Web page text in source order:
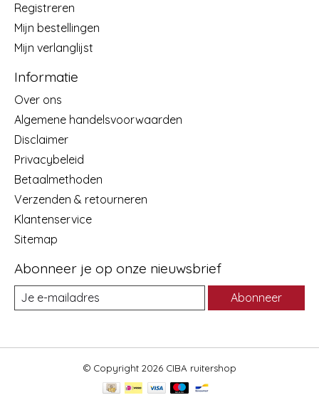
Registreren
Mijn bestellingen
Mijn verlanglijst
Informatie
Over ons
Algemene handelsvoorwaarden
Disclaimer
Privacybeleid
Betaalmethoden
Verzenden & retourneren
Klantenservice
Sitemap
Abonneer je op onze nieuwsbrief
Abonneer
© Copyright 2026 CIBA ruitershop